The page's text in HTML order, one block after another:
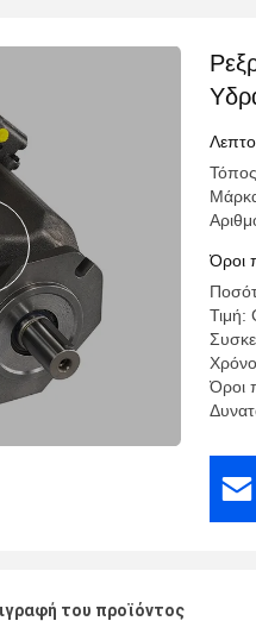
Όροι
Τιμή:
Όροι
του προϊόντος